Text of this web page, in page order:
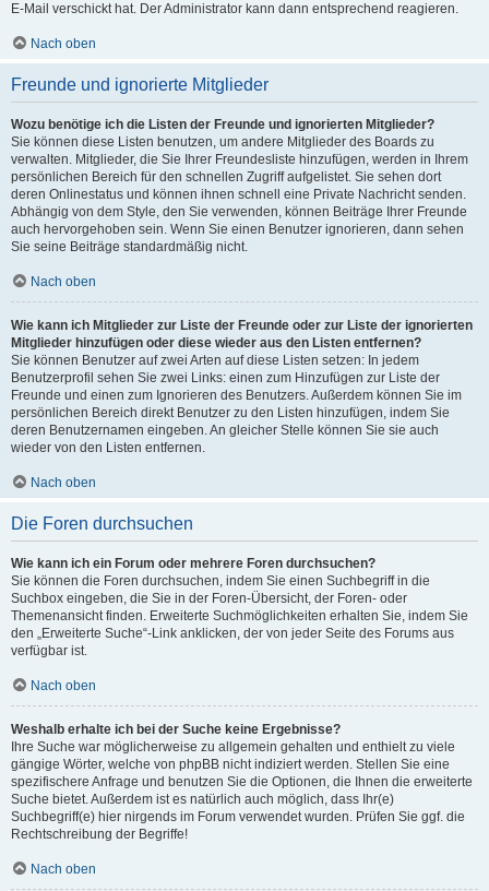
E-Mail verschickt hat. Der Administrator kann dann entsprechend reagieren.
Nach oben
Freunde und ignorierte Mitglieder
Wozu benötige ich die Listen der Freunde und ignorierten Mitglieder?
Sie können diese Listen benutzen, um andere Mitglieder des Boards zu
verwalten. Mitglieder, die Sie Ihrer Freundesliste hinzufügen, werden in Ihrem
persönlichen Bereich für den schnellen Zugriff aufgelistet. Sie sehen dort
deren Onlinestatus und können ihnen schnell eine Private Nachricht senden.
Abhängig von dem Style, den Sie verwenden, können Beiträge Ihrer Freunde
auch hervorgehoben sein. Wenn Sie einen Benutzer ignorieren, dann sehen
Sie seine Beiträge standardmäßig nicht.
Nach oben
Wie kann ich Mitglieder zur Liste der Freunde oder zur Liste der ignorierten
Mitglieder hinzufügen oder diese wieder aus den Listen entfernen?
Sie können Benutzer auf zwei Arten auf diese Listen setzen: In jedem
Benutzerprofil sehen Sie zwei Links: einen zum Hinzufügen zur Liste der
Freunde und einen zum Ignorieren des Benutzers. Außerdem können Sie im
persönlichen Bereich direkt Benutzer zu den Listen hinzufügen, indem Sie
deren Benutzernamen eingeben. An gleicher Stelle können Sie sie auch
wieder von den Listen entfernen.
Nach oben
Die Foren durchsuchen
Wie kann ich ein Forum oder mehrere Foren durchsuchen?
Sie können die Foren durchsuchen, indem Sie einen Suchbegriff in die
Suchbox eingeben, die Sie in der Foren-Übersicht, der Foren- oder
Themenansicht finden. Erweiterte Suchmöglichkeiten erhalten Sie, indem Sie
den „Erweiterte Suche“-Link anklicken, der von jeder Seite des Forums aus
verfügbar ist.
Nach oben
Weshalb erhalte ich bei der Suche keine Ergebnisse?
Ihre Suche war möglicherweise zu allgemein gehalten und enthielt zu viele
gängige Wörter, welche von phpBB nicht indiziert werden. Stellen Sie eine
spezifischere Anfrage und benutzen Sie die Optionen, die Ihnen die erweiterte
Suche bietet. Außerdem ist es natürlich auch möglich, dass Ihr(e)
Suchbegriff(e) hier nirgends im Forum verwendet wurden. Prüfen Sie ggf. die
Rechtschreibung der Begriffe!
Nach oben